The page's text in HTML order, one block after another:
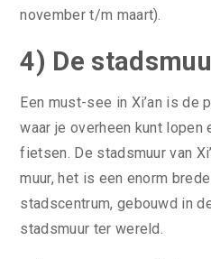
november t/m maart).
4) De
Een must-see in Xi’an is de
waar je overheen kunt
fietsen. De stadsmuur van
muur, het is een enorm
stadscentrum, gebouwd in
stadsmuur ter wereld.